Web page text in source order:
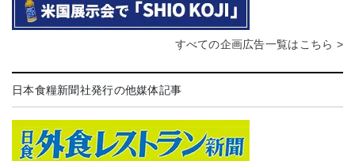
すべての企画広告一覧はこちら >
日本食糧新聞社発行の他媒体記事